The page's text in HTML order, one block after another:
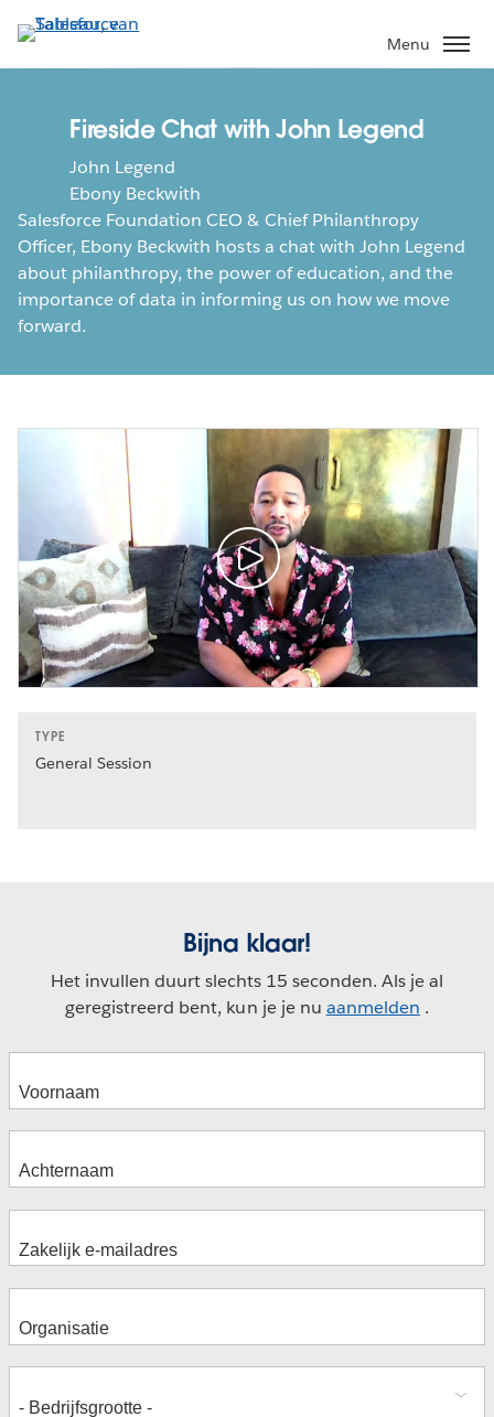
Verder
naar
hoofdinhoud
Menu
Fireside Chat with John Legend
John Legend
Ebony Beckwith
Salesforce Foundation CEO & Chief Philanthropy
Officer, Ebony Beckwith hosts a chat with John Legend
about philanthropy, the power of education, and the
importance of data in informing us on how we move
forward.
TYPE
General Session
Bijna klaar!
Het invullen duurt slechts 15 seconden. Als je al
geregistreerd bent, kun je je nu aanmelden .